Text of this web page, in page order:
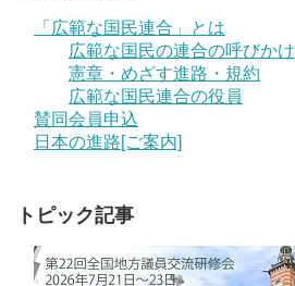
「広範な国民連合」とは
広範な国民の連合の呼びかけ
憲章・めざす進路・規約
広範な国民連合の役員
賛同会員申込
日本の進路[ご案内]
トピック記事